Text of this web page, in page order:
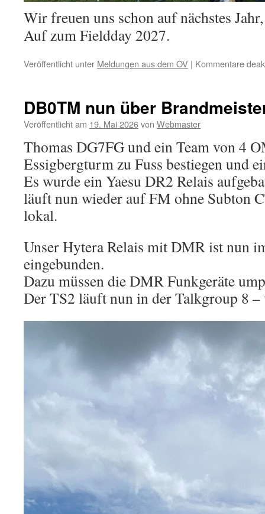
Wir freuen uns schon auf nächstes
Auf zum Fieldday 2027.
Veröffentlicht unter Meldungen aus dem OV | Kommentare
DB0TM nun über
Veröffentlicht am 19. Mai 2026von Webmaster
Thomas DG7FG und ein Team von 4
Essigbergturm zu Fuss bestiegen und
Es wurde ein Yaesu DR2 Relais
läuft nun wieder auf FM ohne Subton
lokal.
Unser Hytera Relais mit DMR ist nun
eingebunden.
Dazu müssen die DMR Funkgeräte
Der TS2 läuft nun in der Talkgroup 8